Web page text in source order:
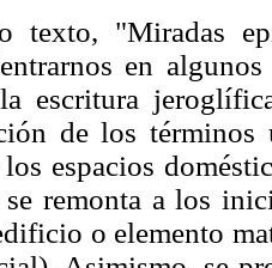
texto, "Miradas
en
escritura
de los términos
espacios
se remonta a los
o elemento